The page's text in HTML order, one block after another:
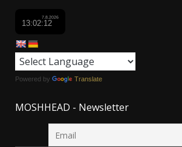
Powered by Translate
MOSHHEAD - Newsletter